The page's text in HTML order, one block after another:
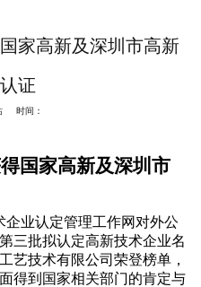
家高新及深圳市高新
证
时间：
国家高新及深圳市
企业认定管理工作网对外公
三批拟认定高新技术企业名
艺技术有限公司 荣登榜单 ，
得到国家相关部门的肯定与